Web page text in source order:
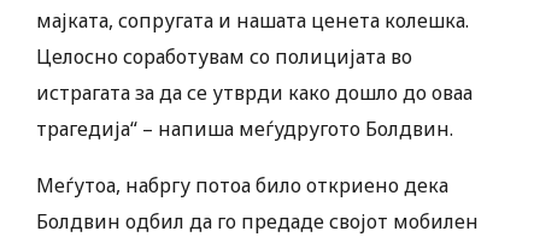
мајката, сопругата и нашата ценета колешка.
Целосно соработувам со полицијата во
истрагата за да се утврди како дошло до оваа
трагедија“ – напиша меѓудругото Болдвин.
Меѓутоа, набргу потоа било откриено дека
Болдвин одбил да го предаде својот мобилен